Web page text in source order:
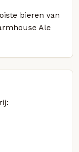
bieren van
Ale